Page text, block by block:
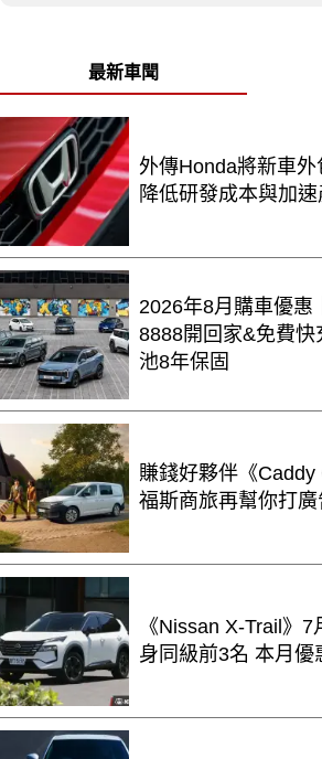
最新車聞
外傳Honda將新車
降低研發成本與加
2026年8月購車優惠
8888開回家&免費
池8年保固
賺錢好夥伴《
福斯商旅再幫你打廣
《Nissan X-Trail》
身同級前3名 本月優